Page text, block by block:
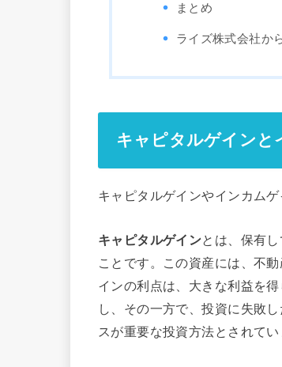
まとめ
ライズ株式会社か
キャピタルゲインと
キャピタルゲインやインカム
キャピタルゲインとは、保有
ことです。この資産には、不
インの利点は、大きな利益を
し、その一方で、投資に失敗
スが重要な投資方法とされてい